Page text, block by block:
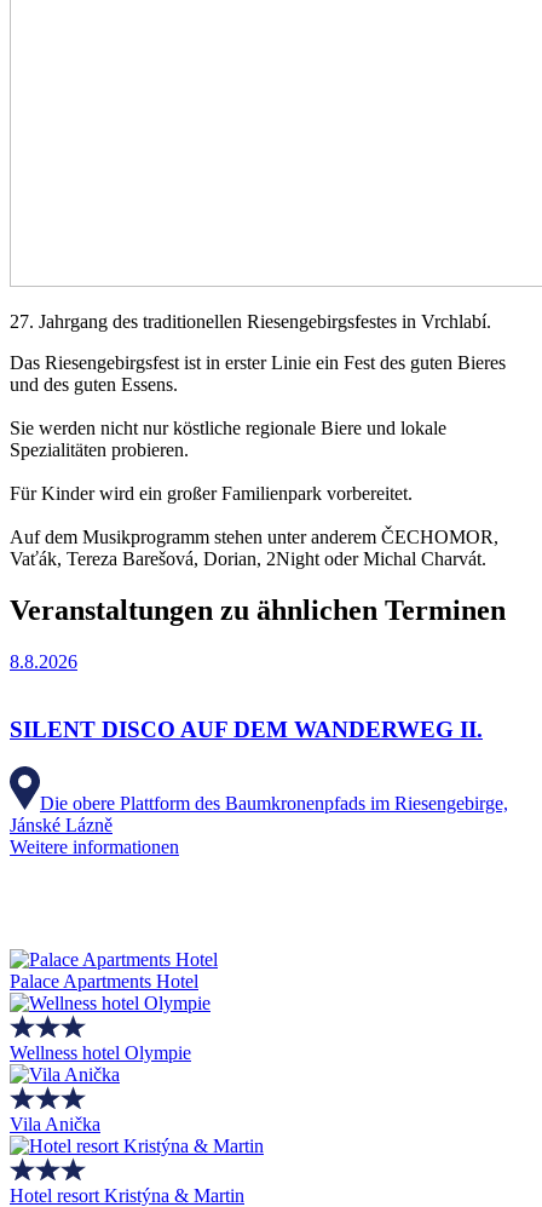
27. Jahrgang des traditionellen Riesengebirgsfestes in Vrchlabí.
Das Riesengebirgsfest ist in erster Linie ein Fest des guten Bieres
und des guten Essens.
Sie werden nicht nur köstliche regionale Biere und lokale
Spezialitäten probieren.
Für Kinder wird ein großer Familienpark vorbereitet.
Auf dem Musikprogramm stehen unter anderem ČECHOMOR,
Vaťák, Tereza Barešová, Dorian, 2Night oder Michal Charvát.
Veranstaltungen zu ähnlichen Terminen
8.8.2026
SILENT DISCO AUF DEM WANDERWEG II.
Die obere Plattform des Baumkronenpfads im Riesengebirge,
Jánské Lázně
Weitere informationen
Palace Apartments Hotel
Wellness hotel Olympie
Vila Anička
Hotel resort Kristýna & Martin